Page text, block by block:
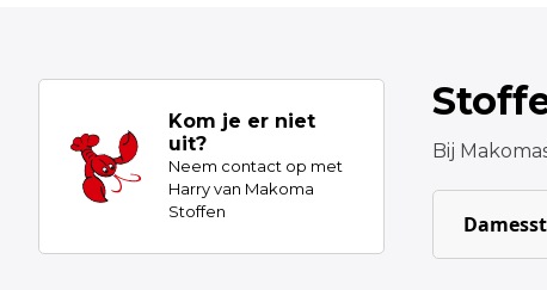
Kom je er niet
uit?
Neem contact op met
Harry van Makoma
Stoffen
Bij